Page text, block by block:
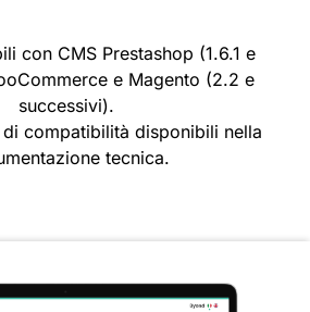
con CMS Prestashop (1.6.1 e
e Magento (2.2 e
successivi).
di compatibilità disponibili nella
tecnica.